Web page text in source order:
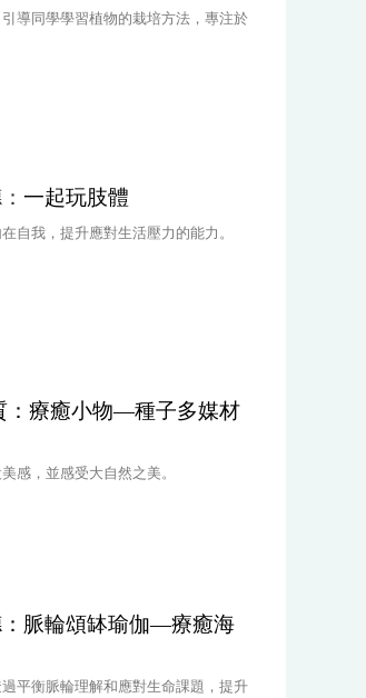
導同學學習植物的栽培方法，專注於
一起玩肢體
自我，提升應對生活壓力的能力。
：療癒小物—種子多媒材
感，並感受大自然之美。
脈輪頌缽瑜伽—療癒海
平衡脈輪理解和應對生命課題，提升